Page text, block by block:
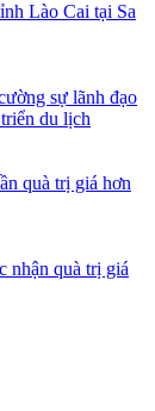
Lào Cai tại Sa
sự lãnh đạo
du lịch
quà trị giá hơn
nhận quà trị giá